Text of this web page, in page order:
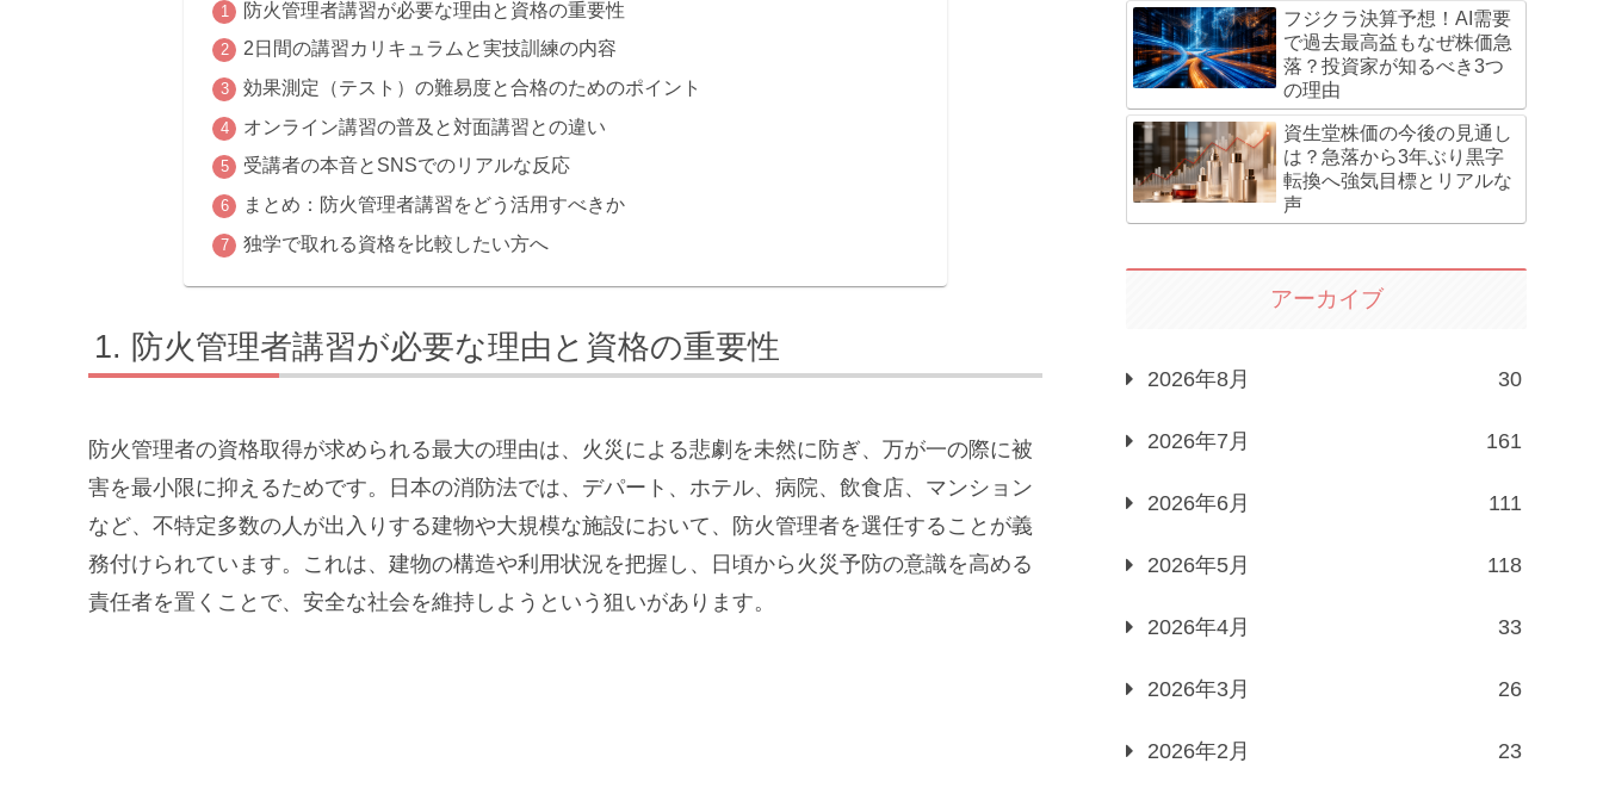
防火管理者講習が必要な理由と資格の重要性
2日間の講習カリキュラムと実技訓練の内容
効果測定（テスト）の難易度と合格のためのポイント
オンライン講習の普及と対面講習との違い
受講者の本音とSNSでのリアルな反応
まとめ：防火管理者講習をどう活用すべきか
独学で取れる資格を比較したい方へ
防火管理者講習が必要な理由と資格の重要性
防火管理者の資格取得が求められる最大の理由は、火災による悲劇を未然に防ぎ、万が一の際に被
害を最小限に抑えるためです。日本の消防法では、デパート、ホテル、病院、飲食店、マンション
など、不特定多数の人が出入りする建物や大規模な施設において、防火管理者を選任することが義
務付けられています。これは、建物の構造や利用状況を把握し、日頃から火災予防の意識を高める
責任者を置くことで、安全な社会を維持しようという狙いがあります。
フジクラ決算予想！AI需要
で過去最高益もなぜ株価急
落？投資家が知るべき3つ
の理由
資生堂株価の今後の見通し
は？急落から3年ぶり黒字
転換へ強気目標とリアルな
声
アーカイブ
2026年8月 30
2026年7月 161
2026年6月 111
2026年5月 118
2026年4月 33
2026年3月 26
2026年2月 23